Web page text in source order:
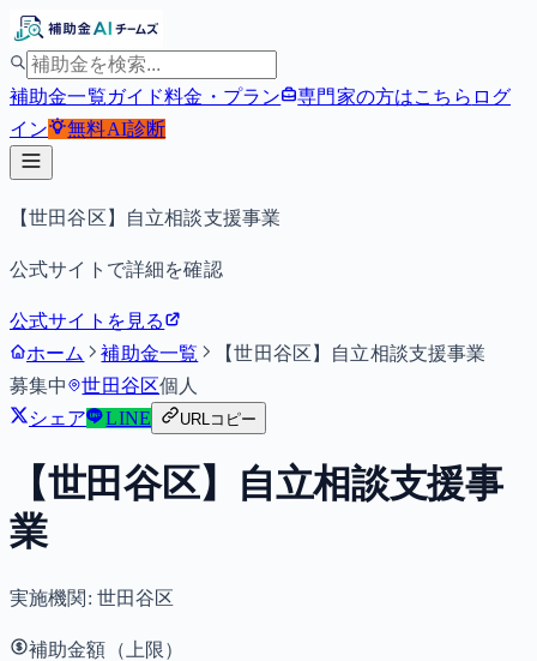
補助金一覧ガイド料金・プラン 専門家の方はこちら ログ
イン
無料AI診断
【世田谷区】自立相談支援事業
公式サイトで詳細を確認
公式サイトを見る
ホーム
補助金一覧
【世田谷区】自立相談支援事業
募集中
世田谷区個人
シェア
LINE URLコピー
【世田谷区】自立相談支援事
業
実施機関: 世田谷区
補助金額（上限）